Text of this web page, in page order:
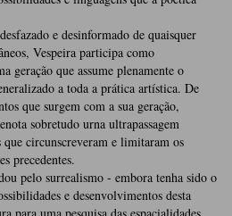
e desinformado de quaisquer
Vespeira participa como
geração que assume plenamente o
a toda a prática artística. De
que surgem com a sua geração,
sobretudo urna ultrapassagem
circunscreveram e limitaram os
precedentes.
pelo surrealismo - embora tenha sido o
e desenvolvimentos desta
para uma pesquisa das espacialidades